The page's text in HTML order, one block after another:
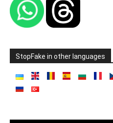
StopFake in other languages